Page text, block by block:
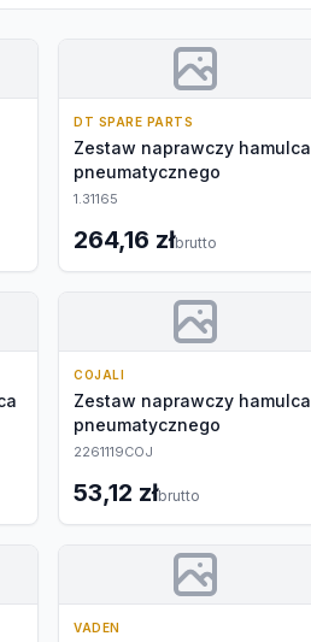
DT SPARE PARTS
Zestaw naprawczy hamulca
pneumatycznego
1.31165
264,16 złbrutto
COJALI
Zestaw naprawczy hamulca
pneumatycznego
2261119COJ
53,12 złbrutto
VADEN